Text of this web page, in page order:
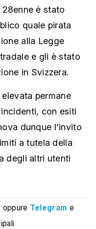
è stato
quale pirata
alla Legge
e gli è stato
in Svizzera.
permane
con esiti
dunque l'invito
a tutela della
degli altri utenti
oppure Telegram e